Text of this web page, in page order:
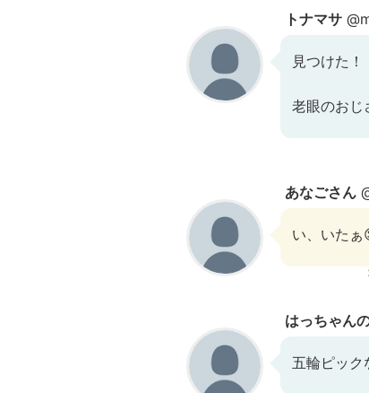
トナマサ
見つけた！
老眼のおじ
あなごさん
い、いたぁ
はっちゃん
五輪ピック